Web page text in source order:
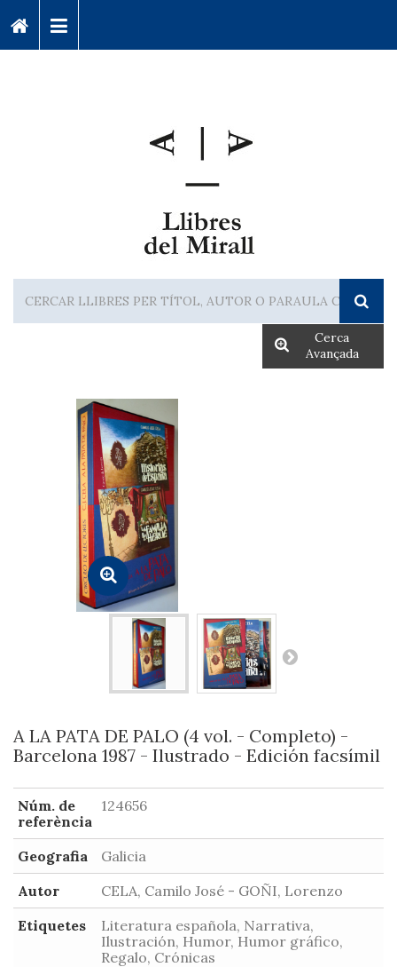
Cerca
Avançada
A LA PATA DE PALO (4 vol. - Completo) -
Barcelona 1987 - Ilustrado - Edición facsímil
Núm. de
referència
124656
Geografia
Galicia
Autor
CELA, Camilo José - GOÑI, Lorenzo
Etiquetes
Literatura española, Narrativa,
Ilustración, Humor, Humor gráfico,
Regalo, Crónicas